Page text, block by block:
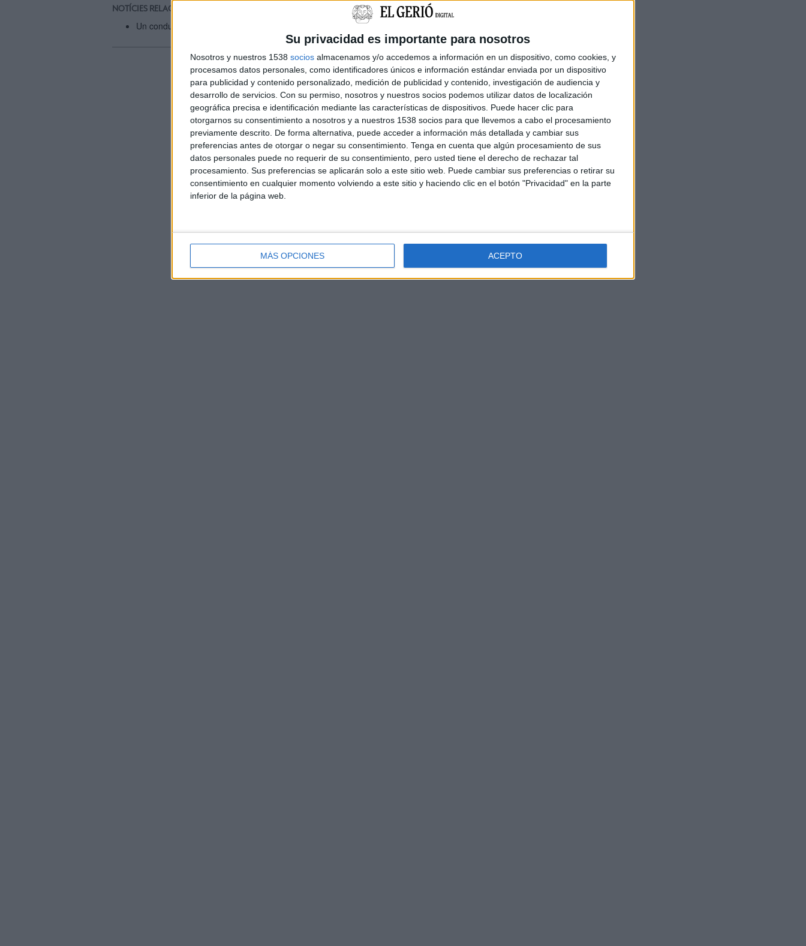
Su privacidad es importante para nosotros
Nosotros y nuestros 1538 socios almacenamos y/o accedemos a información en un dispositivo, como cookies, y
procesamos datos personales, como identificadores únicos e información estándar enviada por un dispositivo
para publicidad y contenido personalizado, medición de publicidad y contenido, investigación de audiencia y
desarrollo de servicios. Con su permiso, nosotros y nuestros socios podemos utilizar datos de localización
geográfica precisa e identificación mediante las características de dispositivos. Puede hacer clic para
otorgarnos su consentimiento a nosotros y a nuestros 1538 socios para que llevemos a cabo el procesamiento
previamente descrito. De forma alternativa, puede acceder a información más detallada y cambiar sus
preferencias antes de otorgar o negar su consentimiento. Tenga en cuenta que algún procesamiento de sus
datos personales puede no requerir de su consentimiento, pero usted tiene el derecho de rechazar tal
procesamiento. Sus preferencias se aplicarán solo a este sitio web. Puede cambiar sus preferencias o retirar su
consentimiento en cualquier momento volviendo a este sitio y haciendo clic en el botón "Privacidad" en la parte
inferior de la página web.
MÁS OPCIONES ACEPTO
NOTÍCIES RELACIONADES
Un conductor circula contra direcció a l'AP-7 i xoca amb un autocar a Aiguaviva